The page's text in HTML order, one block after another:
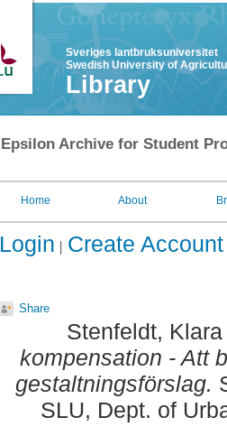
Sveriges lantbruksuniversitet
Swedish University of
Library
Epsilon Archive for Student
Home About
Login Create Account
Share
Stenfeldt,
kompensation - Att
gestaltningsförslag.
SLU, Dept. of